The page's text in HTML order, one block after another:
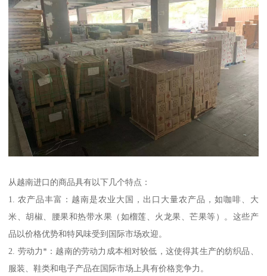
从越南进口的商品具有以下几个特点：
1. 农产品丰富：越南是农业大国，出口大量农产品，如咖啡、大
米、胡椒、腰果和热带水果（如榴莲、火龙果、芒果等）。这些产
品以价格优势和特风味受到国际市场欢迎。
2. 劳动力*：越南的劳动力成本相对较低，这使得其生产的纺织品、
服装、鞋类和电子产品在国际市场上具有价格竞争力。